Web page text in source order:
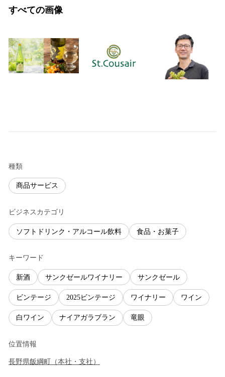
すべての画像
種類
商品サービス
ビジネスカテゴリ
ソフトドリンク・アルコール飲料 食品・お菓子
キーワード
新酒 サンクゼールワイナリー サンクゼール
ビンテージ 2025ビンテージ ワイナリー ワイン
白ワイン ナイアガラブラン 竜眼
位置情報
長野県飯綱町 （本社・支社 ）